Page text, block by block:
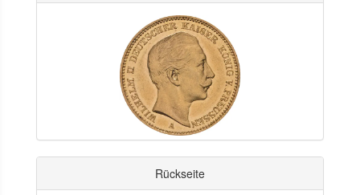
Rückseite